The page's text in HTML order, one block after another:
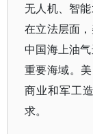
无人机、智
在立法层面
中国海上油
重要海域。
商业和军工
求。